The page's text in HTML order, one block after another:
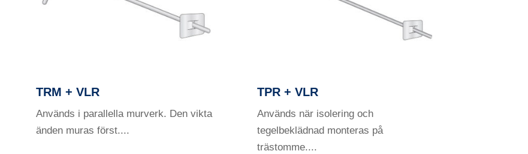
TRM + VLR
Används i parallella murverk. Den vikta
änden muras först....
TPR + VLR
Används när isolering och
tegelbeklädnad monteras på
trästomme....